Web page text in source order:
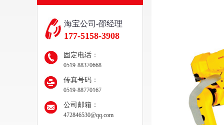
海宝公司-邵经理
177-5158-3908
固定电话：
0519-88370668
传真号码：
0519-88770167
公司邮箱：
472846530@qq.com